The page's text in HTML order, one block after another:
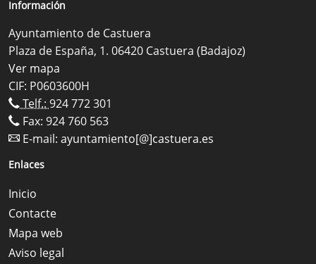
Información
Ayuntamiento de Castuera
Plaza de España, 1. 06420 Castuera (Badajoz)
Ver mapa
CIF: P0603600H
Telf.: 924 772 301
Fax: 924 760 563
E-mail: ayuntamiento[@]castuera.es
Enlaces
Inicio
Contacte
Mapa web
Aviso legal